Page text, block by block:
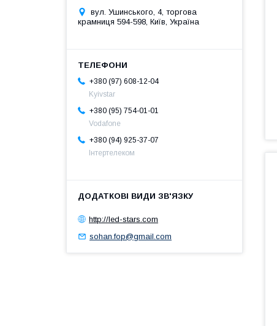
вул. Ушинського, 4, торгова
крамниця 594-598, Київ, Україна
+380 (97) 608-12-04
Kyivstar
+380 (95) 754-01-01
Vodafone
+380 (94) 925-37-07
Інтертелеком
http://led-stars.com
sohan.fop@gmail.com